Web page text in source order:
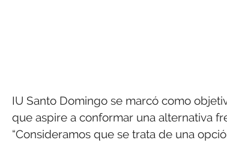
IU Santo Domingo se marcó como
que aspire a conformar una alternativa
“Consideramos que se trata de una